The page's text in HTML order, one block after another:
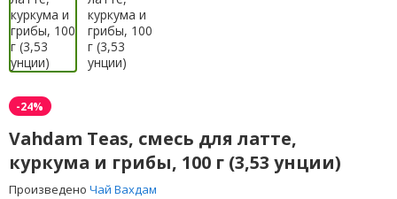
-24%
Vahdam Teas, смесь для латте,
куркума и грибы, 100 г (3,53 унции)
Произведено Чай Вахдам